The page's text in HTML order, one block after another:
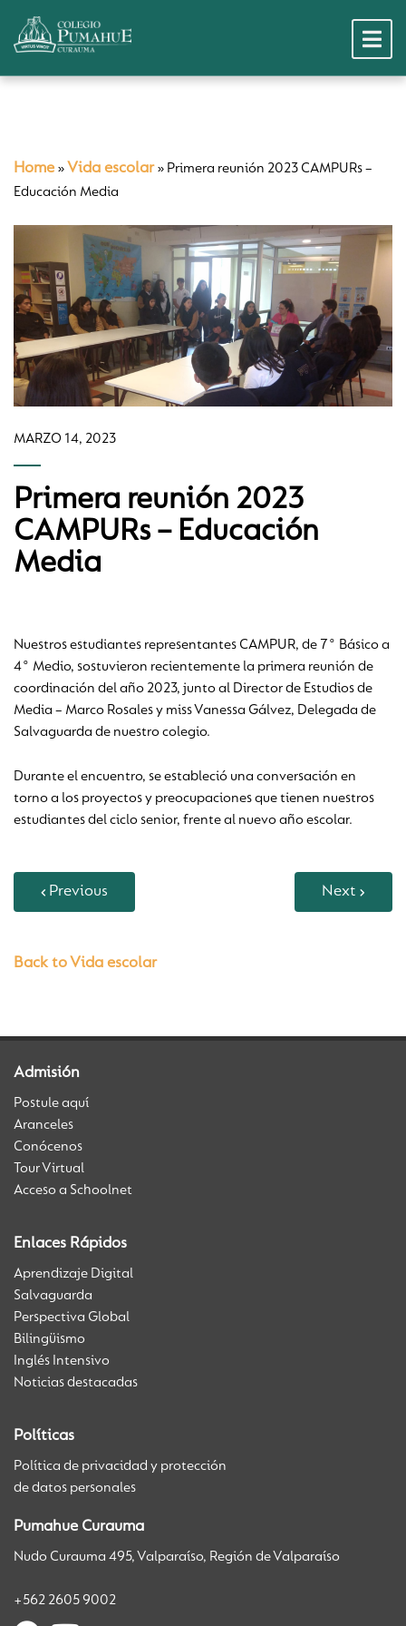
Home » Vida escolar» Primera reunión 2023 CAMPURs –
Educación Media
MARZO 14, 2023
Primera reunión 2023
CAMPURs – Educación
Media
Nuestros estudiantes representantes CAMPUR, de 7° Básico a
4° Medio, sostuvieron recientemente la primera reunión de
coordinación del año 2023, junto al Director de Estudios de
Media – Marco Rosales y miss Vanessa Gálvez, Delegada de
Salvaguarda de nuestro colegio.
Durante el encuentro, se estableció una conversación en
torno a los proyectos y preocupaciones que tienen nuestros
estudiantes del ciclo senior, frente al nuevo año escolar.
Previous Next
Back to Vida escolar
Admisión
Postule aquí
Aranceles
Conócenos
Tour Virtual
Acceso a Schoolnet
Enlaces Rápidos
Aprendizaje Digital
Salvaguarda
Perspectiva Global
Bilingüismo
Inglés Intensivo
Noticias destacadas
Políticas
Política de privacidad y protección
de datos personales
Pumahue Curauma
Nudo Curauma 495, Valparaíso, Región de Valparaíso
+562 2605 9002